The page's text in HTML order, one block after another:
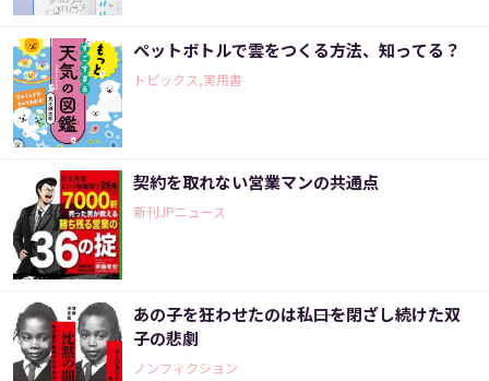
ペットボトルで雲をつくる方法、知ってる？
トピックス,実用書
契約を取れない営業マンの共通点
新刊JPニュース
あの子を狂わせたのは私――口を閉ざし続けた双
子の悲劇
ノンフィクション